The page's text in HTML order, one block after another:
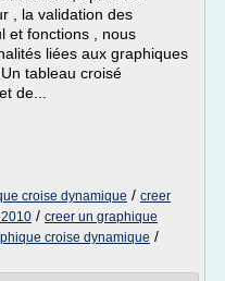
, la validation des
et fonctions , nous
liées aux graphiques
tableau croisé
de...
croise dynamique / creer
/ creer un graphique
croise dynamique /